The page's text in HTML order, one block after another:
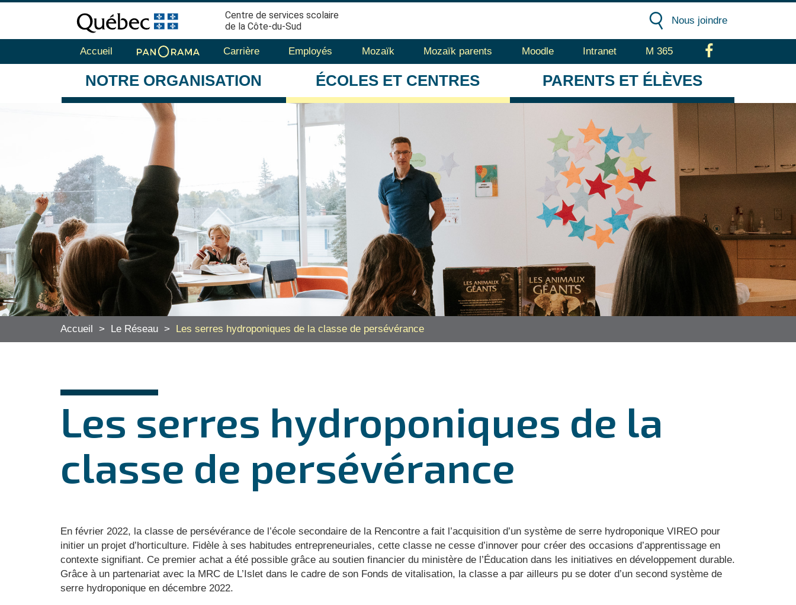
Centre de services scolaire
de la Côte-du-Sud
Nous joindre
Accueil Carrière Employés Mozaïk Mozaïk parents Moodle Intranet M 365
NOTRE ORGANISATION ÉCOLES ET CENTRES PARENTS ET ÉLÈVES
Accueil > Le Réseau > Les serres hydroponiques de la classe de persévérance
Les serres hydroponiques de la
classe de persévérance
En février 2022, la classe de persévérance de l’école secondaire de la Rencontre a fait l’acquisition d’un système de serre hydroponique VIREO pour
initier un projet d’horticulture. Fidèle à ses habitudes entrepreneuriales, cette classe ne cesse d’innover pour créer des occasions d’apprentissage en
contexte signifiant. Ce premier achat a été possible grâce au soutien financier du ministère de l’Éducation dans les initiatives en développement durable.
Grâce à un partenariat avec la MRC de L’Islet dans le cadre de son Fonds de vitalisation, la classe a par ailleurs pu se doter d’un second système de
serre hydroponique en décembre 2022.